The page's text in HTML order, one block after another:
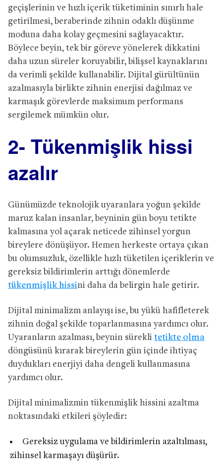
geçişlerinin ve hızlı içerik tüketiminin sınırlı hale
getirilmesi, beraberinde zihnin odaklı düşünme
moduna daha kolay geçmesini sağlayacaktır.
Böylece beyin, tek bir göreve yönelerek dikkatini
daha uzun süreler koruyabilir, bilişsel kaynaklarını
da verimli şekilde kullanabilir. Dijital gürültünün
azalmasıyla birlikte zihnin enerjisi dağılmaz ve
karmaşık görevlerde maksimum performans
sergilemek mümkün olur.
2- Tükenmişlik hissi
azalır
Günümüzde teknolojik uyaranlara yoğun şekilde
maruz kalan insanlar, beyninin gün boyu tetikte
kalmasına yol açarak neticede zihinsel yorgun
bireylere dönüşüyor. Hemen herkeste ortaya çıkan
bu olumsuzluk, özellikle hızlı tüketilen içeriklerin ve
gereksiz bildirimlerin arttığı dönemlerde
tükenmişlik hissini daha da belirgin hale getirir.
Dijital minimalizm anlayışı ise, bu yükü hafifleterek
zihnin doğal şekilde toparlanmasına yardımcı olur.
Uyaranların azalması, beynin sürekli tetikte olma
döngüsünü kırarak bireylerin gün içinde ihtiyaç
duydukları enerjiyi daha dengeli kullanmasına
yardımcı olur.
Dijital minimalizmin tükenmişlik hissini azaltma
noktasındaki etkileri şöyledir:
Gereksiz uygulama ve bildirimlerin azaltılması,
zihinsel karmaşayı düşürür.